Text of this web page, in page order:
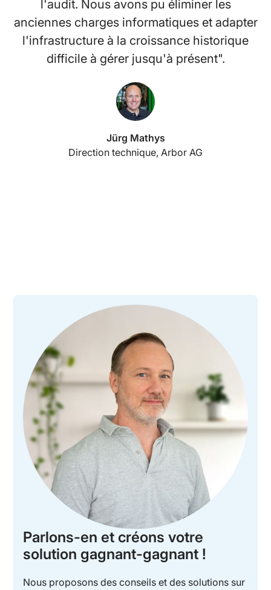
l'audit. Nous avons pu éliminer les
anciennes charges informatiques et adapter
l'infrastructure à la croissance historique
difficile à gérer jusqu'à présent".
Jürg Mathys
Direction technique, Arbor AG
Parlons-en et créons votre
solution gagnant-gagnant !
Nous proposons des conseils et des solutions sur